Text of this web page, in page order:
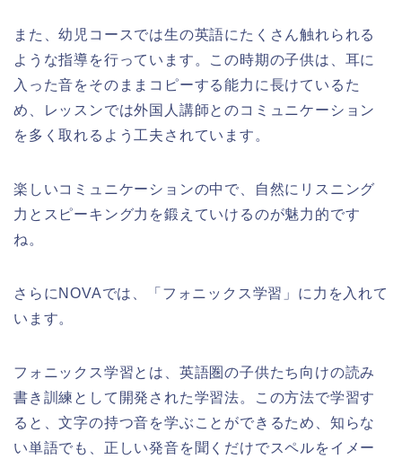
また、幼児コースでは生の英語にたくさん触れられる
ような指導を行っています。この時期の子供は、耳に
入った音をそのままコピーする能力に長けているた
め、レッスンでは外国人講師とのコミュニケーション
を多く取れるよう工夫されています。
楽しいコミュニケーションの中で、自然にリスニング
力とスピーキング力を鍛えていけるのが魅力的です
ね。
さらにNOVAでは、「フォニックス学習」に力を入れて
います。
フォニックス学習とは、英語圏の子供たち向けの読み
書き訓練として開発された学習法。この方法で学習す
ると、文字の持つ音を学ぶことができるため、知らな
い単語でも、正しい発音を聞くだけでスペルをイメー